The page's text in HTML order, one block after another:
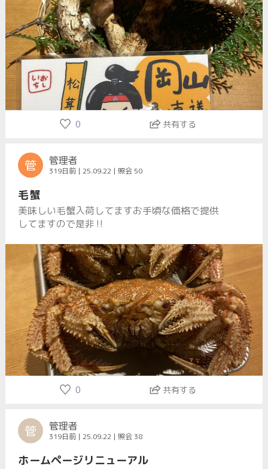
0 共有する
管 管理者
319日前 | 25.09.22 | 照会 50
毛蟹
美味しい毛蟹入荷してますお手頃な価格で提供
してますので是非‼️
0 共有する
管 管理者
319日前 | 25.09.22 | 照会 38
ホームページリニューアル